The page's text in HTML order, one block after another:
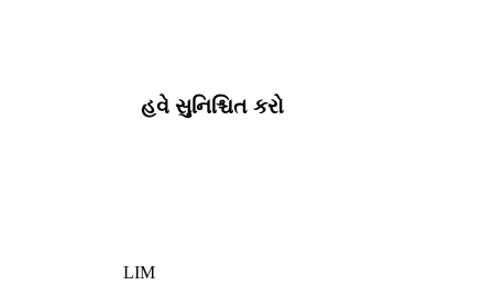
હવે સુનિશ્ચિત કરો
LIM